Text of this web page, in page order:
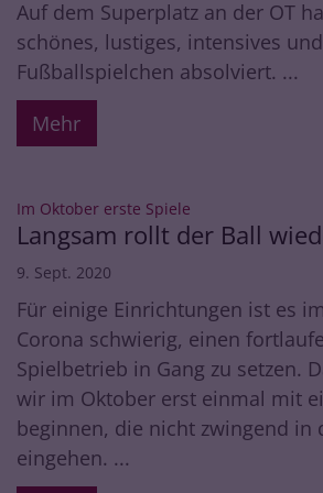
Auf dem Superplatz an der OT
schönes, lustiges, intensives
Fußballspielchen absolviert. ...
Mehr
Im Oktober erste Spiele
Langsam rollt der Ball
9. Sept. 2020
Für einige Einrichtungen ist es
Corona schwierig, einen
Spielbetrieb in Gang zu setzen.
wir im Oktober erst einmal mit
beginnen, die nicht zwingend in
eingehen. ...